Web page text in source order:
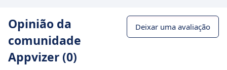
Opinião da
comunidade
Appvizer (0)
Deixar uma avaliação